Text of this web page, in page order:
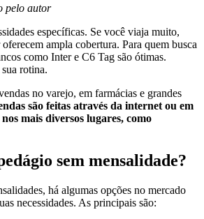
pelo autor
específicas. Se você viaja muito,
ampla cobertura. Para quem busca
como Inter e C6 Tag são ótimas.
rotina.
no varejo, em farmácias e grandes
são feitas através da internet ou em
mais diversos lugares, como
sem mensalidade?
há algumas opções no mercado
necessidades. As principais são: